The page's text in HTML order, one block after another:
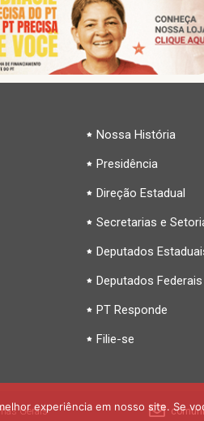
Nossa História
Presidência
Direção Estadual
Secretarias e
Deputados
Deputados Federais
PT Responde
Filie-se
Geraisexperiência em nosso site. Se